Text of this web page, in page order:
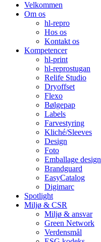
Velkommen
Om os
hl-repro
Hos os
Kontakt os
Kompetencer
hl-print
hl-reprostugan
Relife Studio
Dryoffset
Flexo
Bølgepap
Labels
Farvestyring
Kliché/Sleeves
Design
Foto
Emballage design
Brandguard
EasyCatalog
Digimarc
Spotlight
Miljø & CSR
Miljø & ansvar
Green Network
Verdensmål